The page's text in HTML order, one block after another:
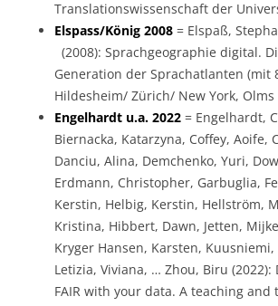
Translationswissenschaft der
Elspass/König 2008 = Elspaß,
(2008): Sprachgeographie digital.
Generation der Sprachatlanten (mit
Hildesheim/ Zürich/ New York, Olms
Engelhardt u.a. 2022 = Engelhardt,
Biernacka, Katarzyna, Coffey, Aoife,
Danciu, Alina, Demchenko, Yuri,
Erdmann, Christopher, Garbuglia,
Kerstin, Helbig, Kerstin, Hellström,
Kristina, Hibbert, Dawn, Jetten,
Kryger Hansen, Karsten, Kuusniemi,
Letizia, Viviana, … Zhou, Biru (2022):
FAIR with your data. A teaching and